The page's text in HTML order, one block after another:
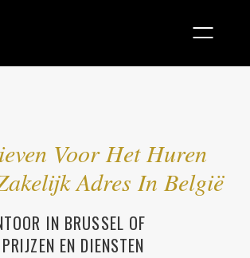
Voor Het Huren
Adres In België
IN BRUSSEL OF
EN DIENSTEN